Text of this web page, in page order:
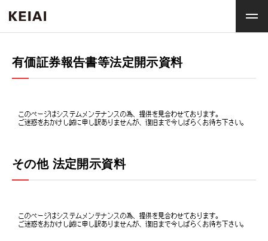
有価証券報告書等法定開示資料
その他 法定開示資料